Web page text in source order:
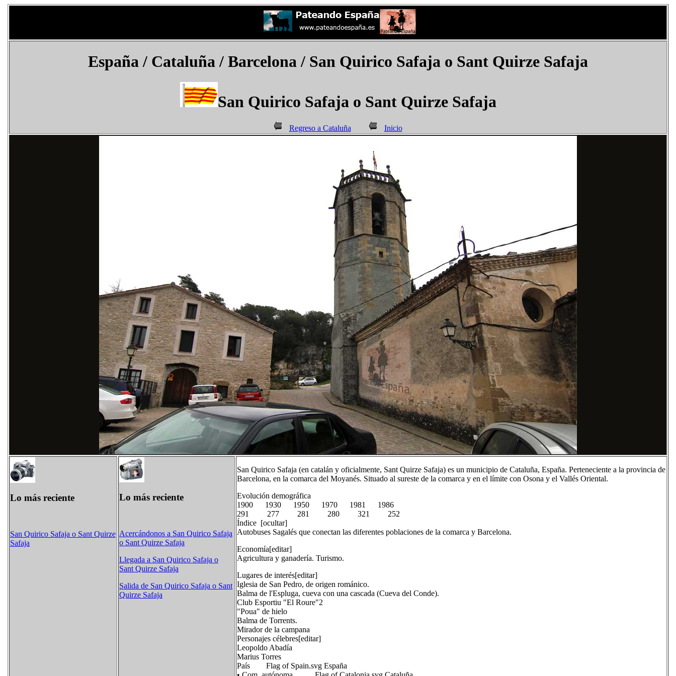
España/ Cataluña / Barcelona / San Quirico Safaja o Sant Quirze Safaja
San Quirico Safaja o Sant Quirze Safaja
Regreso a Cataluña Inicio
Lo más reciente
San Quirico Safaja o Sant Quirze
Safaja
Lo más reciente
Acercándonos a San Quirico Safaja
o Sant Quirze Safaja
Llegada a San Quirico Safaja o
Sant Quirze Safaja
Salida de San Quirico Safaja o Sant
Quirze Safaja
San Quirico Safaja (en catalán y oficialmente, Sant Quirze Safaja) es un municipio de Cataluña, España. Perteneciente a la provincia de
Barcelona, en la comarca del Moyanés. Situado al sureste de la comarca y en el límite con Osona y el Vallés Oriental.
Evolución demográfica
1900 1930 1950 1970 1981 1986
291 277 281 280 321 252
Índice [ocultar]
Autobuses Sagalés que conectan las diferentes poblaciones de la comarca y Barcelona.
Economía[editar]
Agricultura y ganadería. Turismo.
Lugares de interés[editar]
Iglesia de San Pedro, de origen románico.
Balma de l'Espluga, cueva con una cascada (Cueva del Conde).
Club Esportiu "El Roure"2
"Poua" de hielo
Balma de Torrents.
Mirador de la campana
Personajes célebres[editar]
Leopoldo Abadía
Marius Torres
País Flag of Spain.svg España